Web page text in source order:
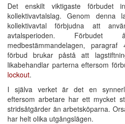
Det enskilt viktigaste förbudet
kollektivavtalslag. Genom
kollektivavtal förbjudna att
avtalsperioden.
medbestämmandelagen,
förbud brukar påstå att
likabehandlar parterna eftersom
lockout.
I själva verket är det en
eftersom arbetare har ett mycket
stridsåtgärder än arbetsköparna.
har helt olika utgångslägen.